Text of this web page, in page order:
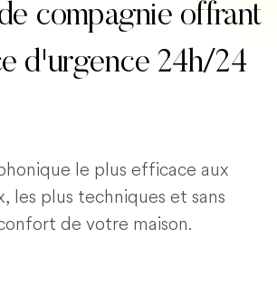
compagnie offrant
d'urgence 24h/24
le plus efficace aux
les plus techniques et sans
de votre maison.